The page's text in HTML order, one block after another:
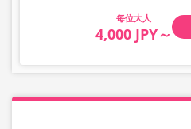
大人
4,000 JPY～